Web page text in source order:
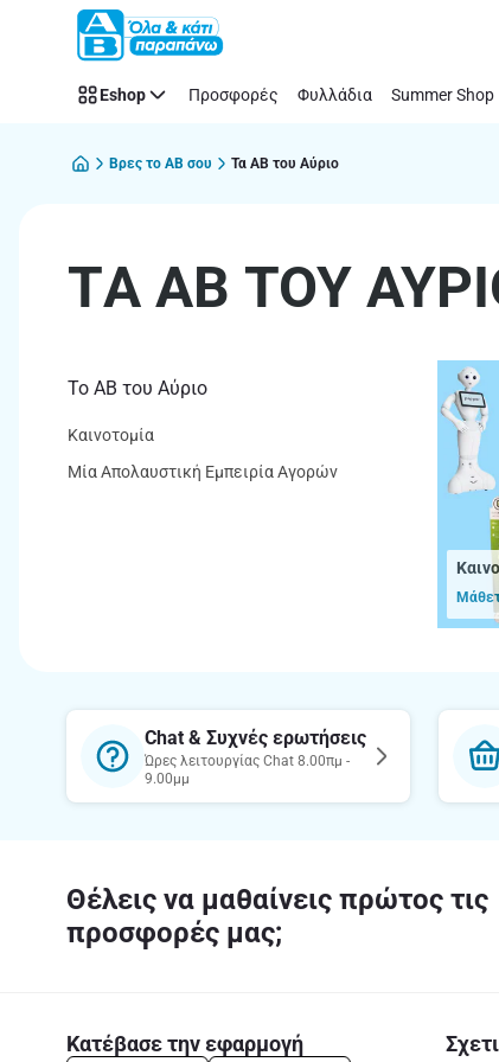
Παράλειψη
Eshop Προσφορές Φυλλάδια Summer Shop
Βρες το AB σου Τα AB του Aύριο
ΤA ΑΒ ΤΟΥ
Το ΑΒ του Αύριο
Καινοτομία
Μία Απολαυστική Εμπειρία Αγορών
Chat & Συχνές ερωτήσεις
Ώρες λειτουργίας Chat 8.00πμ -
9.00μμ
Θέλεις να μαθαίνεις πρώτος τις
προσφορές μας;
Κατέβασε την εφαρμογή